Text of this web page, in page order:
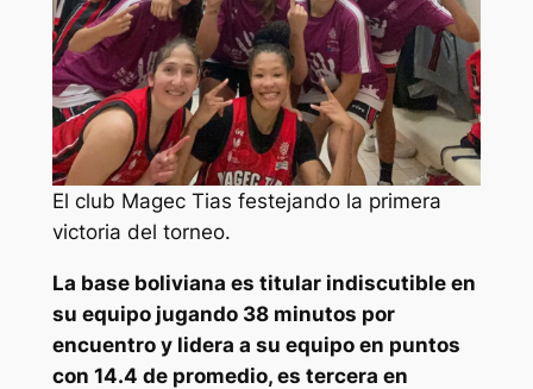
El club Magec Tias festejando la primera
victoria del torneo.
La base boliviana es titular indiscutible en
su equipo jugando 38 minutos por
encuentro y lidera a su equipo en puntos
con 14.4 de promedio, es tercera en